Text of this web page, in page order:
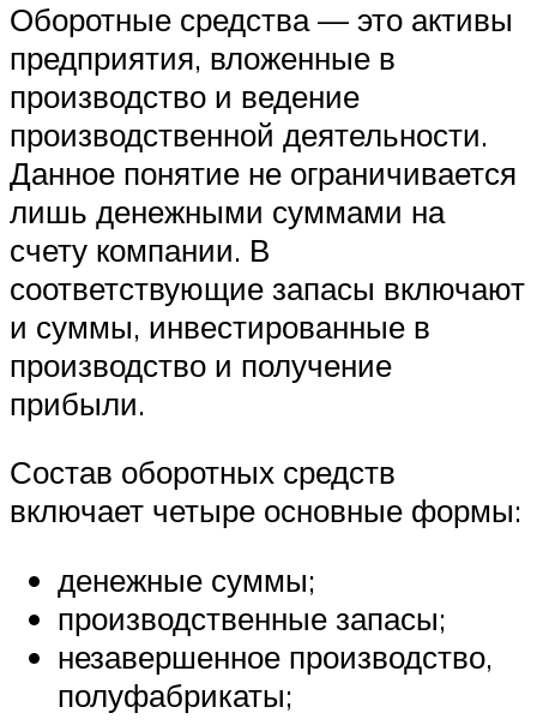
Оборотные средства — это активы
предприятия, вложенные в
производство и ведение
производственной деятельности.
Данное понятие не ограничивается
лишь денежными суммами на
счету компании. В
соответствующие запасы включают
и суммы, инвестированные в
производство и получение
прибыли.
Состав оборотных средств
включает четыре основные формы:
денежные суммы;
производственные запасы;
незавершенное производство,
полуфабрикаты;